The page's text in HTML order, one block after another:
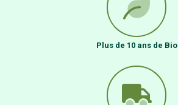
Plus de 10 ans de Bio